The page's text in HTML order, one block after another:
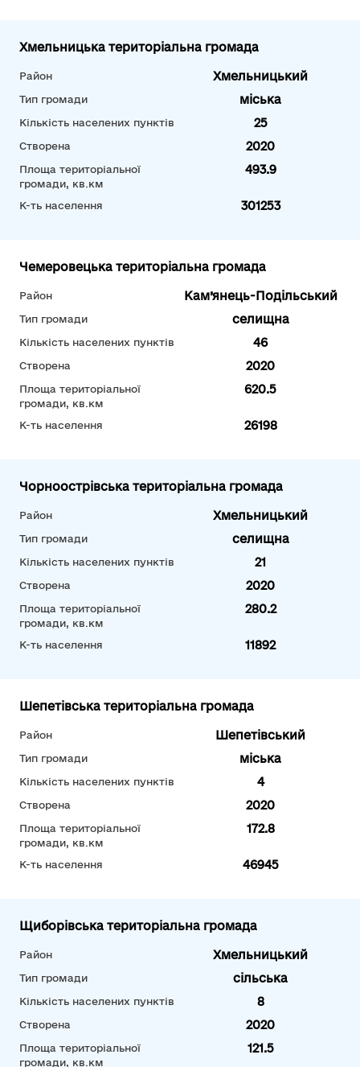
Хмельницька територіальна громада
Район Хмельницький
Тип громади міська
Кількість населених пунктів 25
Створена 2020
Площа територіальної
громади, кв.км
493.9
К-ть населення 301253
Чемеровецька територіальна громада
Район Кам’янець-Подільський
Тип громади селищна
Кількість населених пунктів 46
Створена 2020
Площа територіальної
громади, кв.км
620.5
К-ть населення 26198
Чорноострівська територіальна громада
Район Хмельницький
Тип громади селищна
Кількість населених пунктів 21
Створена 2020
Площа територіальної
громади, кв.км
280.2
К-ть населення 11892
Шепетівська територіальна громада
Район Шепетівський
Тип громади міська
Кількість населених пунктів 4
Створена 2020
Площа територіальної
громади, кв.км
172.8
К-ть населення 46945
Щиборівська територіальна громада
Район Хмельницький
Тип громади сільська
Кількість населених пунктів 8
Створена 2020
Площа територіальної
громади, кв.км
121.5